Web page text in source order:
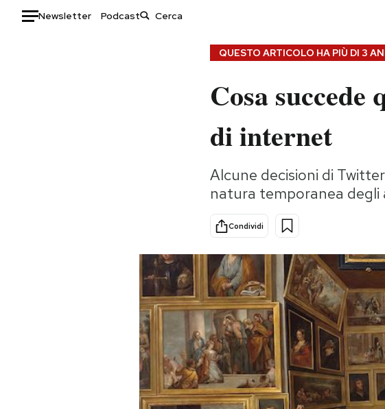
Newsletter Podcast
Storie/Idee
Ok Boomer!
Altrecose
Mondiali calcio 2026
QUESTO ARTICOLO HA PIÙ DI 3
Cosa succede
di internet
Alcune decisioni di
natura temporanea degli
Condividi